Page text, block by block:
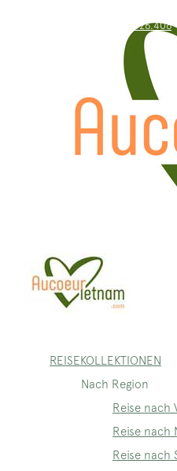
WhatsApp: +84.909.426.406
REISEKOLLEKTIONEN
Nach Region
Reise nach
Reise nach
Reise nach